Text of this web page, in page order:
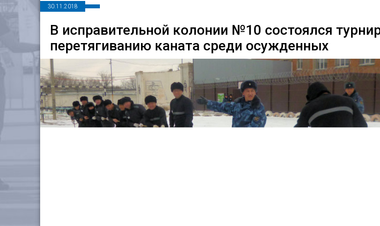
30.11.2018
В исправительной колонии №10 состоялся
перетягиванию каната среди осужденных